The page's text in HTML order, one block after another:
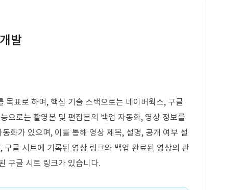
발
목표로 하며, 핵심 기술 스택으로는 네이버웍스, 구글
으로는 촬영본 및 편집본의 백업 자동화, 영상 정보를
화가 있으며, 이를 통해 영상 제목, 설명, 공개 여부 설
글 시트에 기록된 영상 링크와 백업 완료된 영상의 관
구글 시트 링크가 있습니다.